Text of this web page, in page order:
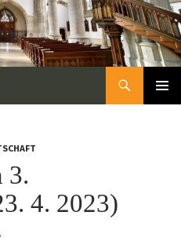
3.
4. 2023)